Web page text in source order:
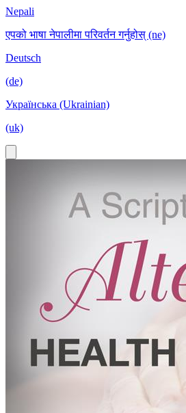
Nepali
एपको भाषा नेपालीमा परिवर्तन गर्नुहोस् (ne)
Deutsch
(de)
Українська (Ukrainian)
(uk)